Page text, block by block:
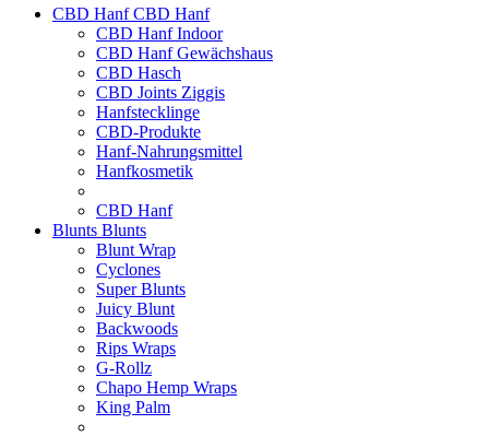
CBD HanfCBD Hanf
CBD Hanf Indoor
CBD Hanf Gewächshaus
CBD Hasch
CBD Joints Ziggis
Hanfstecklinge
CBD-Produkte
Hanf-Nahrungsmittel
Hanfkosmetik
CBD Hanf
Blunts Blunts
Blunt Wrap
Cyclones
Super Blunts
Juicy Blunt
Backwoods
Rips Wraps
G-Rollz
Chapo Hemp Wraps
King Palm